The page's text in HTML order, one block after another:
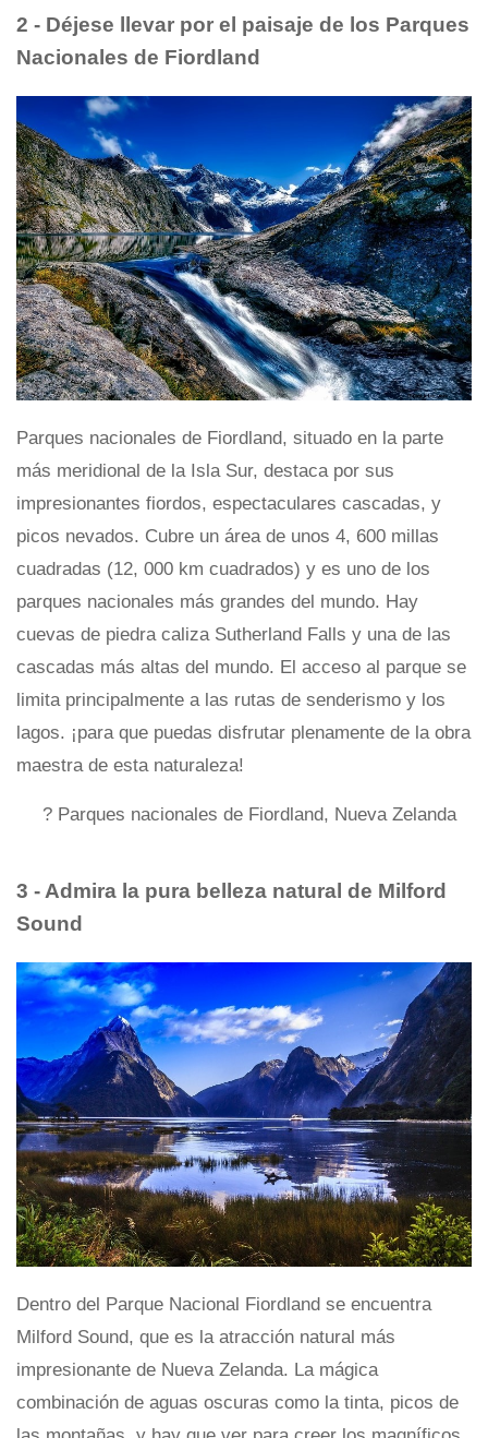
2 - Déjese llevar por el paisaje de los Parques
Nacionales de Fiordland
Parques nacionales de Fiordland, situado en la parte
más meridional de la Isla Sur, destaca por sus
impresionantes fiordos, espectaculares cascadas, y
picos nevados. Cubre un área de unos 4, 600 millas
cuadradas (12, 000 km cuadrados) y es uno de los
parques nacionales más grandes del mundo. Hay
cuevas de piedra caliza Sutherland Falls y una de las
cascadas más altas del mundo. El acceso al parque se
limita principalmente a las rutas de senderismo y los
lagos. ¡para que puedas disfrutar plenamente de la obra
maestra de esta naturaleza!
? Parques nacionales de Fiordland, Nueva Zelanda
3 - Admira la pura belleza natural de Milford
Sound
Dentro del Parque Nacional Fiordland se encuentra
Milford Sound, que es la atracción natural más
impresionante de Nueva Zelanda. La mágica
combinación de aguas oscuras como la tinta, picos de